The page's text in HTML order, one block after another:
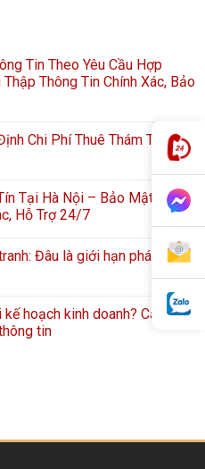
Tin Theo Yêu Cầu Hợp
Thông Tin Chính Xác, Bảo
Chi Phí Thuê Thám Tử Tại
Tại Hà Nội – Bảo Mật Tuyệt
Hỗ Trợ 24/7
Đâu là giới hạn pháp lý
hoạch kinh doanh? Cảnh
tin